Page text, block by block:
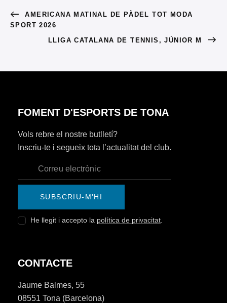
AMERICANA MATINAL DE PÀDEL TOT MODA
SPORT 2026
LLIGA CATALANA DE TENNIS, JÚNIOR M
FOMENT D'ESPORTS DE TONA
Vols rebre el nostre butlletí?
Inscriu-te i segueix tota l’actualitat del club.
SUBSCRIU-M'HI
He llegit i accepto la política de privacitat.
CONTACTE
Jaume Balmes, 55
08551 Tona (Barcelona)